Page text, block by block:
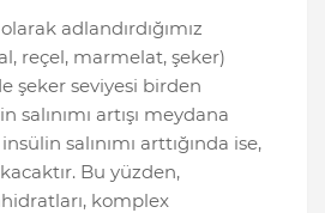
adlandırdığımız
reçel, marmelat, şeker)
şeker seviyesi birden
salınımı artışı meydana
salınımı arttığında ise,
Bu yüzden,
komplex